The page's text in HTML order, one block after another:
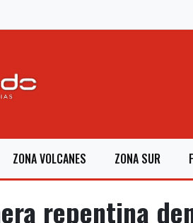
ZONA VOLCANES ZONA SUR
repentina